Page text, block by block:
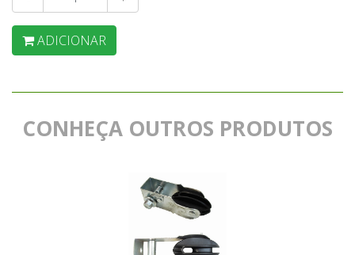
ADICIONAR
CONHEÇA OUTROS PRODUTOS